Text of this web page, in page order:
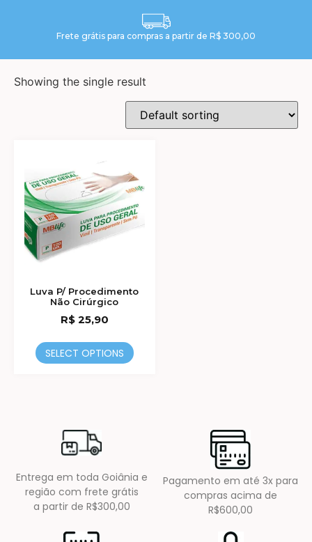
Frete grátis para compras a partir de R$ 300,00
Showing the single result
Luva P/ Procedimento
Não Cirúrgico
R$25,90
SELECT OPTIONS
Entrega em toda Goiânia e
região com frete grátis
a partir de R$300,00
Pagamento em até 3x para
compras acima de
R$600,00